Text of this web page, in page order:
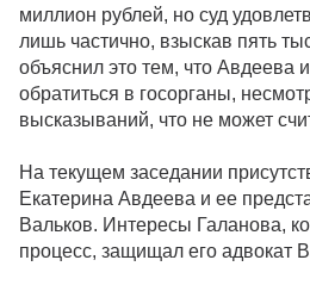
миллион рублей, но суд
лишь частично, взыскав пять
объяснил это тем, что Авдеева
обратиться в госорганы,
высказываний, что не может
На текущем заседании
Екатерина Авдеева и ее
Вальков. Интересы Галанова,
процесс, защищал его адвокат